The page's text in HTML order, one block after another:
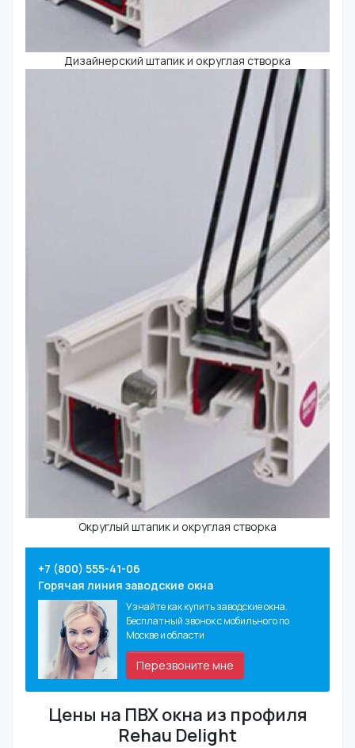
Дизайнерский штапик и округлая створка
Округлый штапик и округлая створка
+7 (800) 555-41-06
Горячая линия заводские окна
Узнайте как купить заводские окна.
Бесплатный звонок с мобильного по
Москве и области
Перезвоните мне
Цены на ПВХ окна из профиля
Rehau Delight